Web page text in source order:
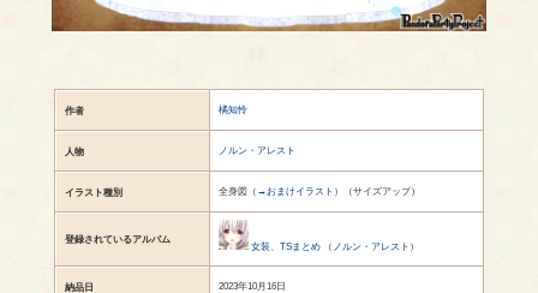
作者 橘知怜
人物 ノルン・アレスト
イラスト種別 全身図（ →おまけイラスト ）（サイズアップ）
登録されているアルバム
女装、TSまとめ（ ノルン・アレスト ）
納品日 2023年10月16日